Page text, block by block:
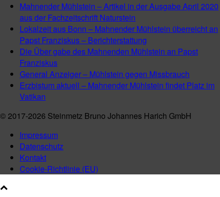
Mahnender Mühlstein – Artikel in der Ausgabe April 2020
aus der Fachzeitschrift Naturstein
Lokalzeit aus Bonn – Mahnender Mühlstein überreicht an
Papst Franziskus – Berichterstattung
Die Über gabe des Mahnenden Mühlstein an Papst
Franziskus
General Anzeiger – Mühlstein gegen Missbrauch
Erzbistum aktuell – Mahnender Mühlstein findet Platz im
Vatikan
© 2017-2026 Steinmetz Bruno Johannes Harich GmbH
Impressum
Datenschutz
Kontakt
Cookie-Richtlinie (EU)